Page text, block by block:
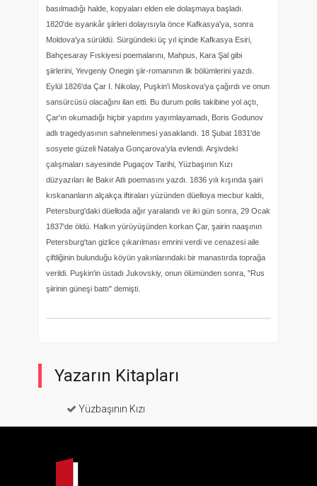
basılmadığı halde, kopyaları elden ele dolaşmaya başladı.
1820'de isyankâr şiirleri dolayısıyla önce Kafkasya'ya, sonra
Moldova'ya sürüldü. Sürgündeki üç yıl içinde Kafkasya Esiri,
Bahçesaray Fıskiyesi poemalarını, Mahpus, Kara Şal gibi
şiirlerini, Yevgeniy Onegin şiir-romanının ilk bölümlerini yazdı.
Eylül 1826'da Çar I. Nikolay, Puşkin'i Moskova'ya çağırdı ve onun
sansürcüsü olacağını ilan etti. Bu durum polis takibine yol açtı,
Çar'ın okumadığı hiçbir yapıtını yayımlayamadı, Boris Godunov
adlı tragedyasının sahnelenmesi yasaklandı. 18 Şubat 1831'de
sosyete güzeli Natalya Gonçarova'yla evlendi. Arşivdeki
çalışmaları sayesinde Pugaçov Tarihi, Yüzbaşının Kızı
düzyazıları ile Bakır Atlı poemasını yazdı. 1836 yılı kışında şairi
kıskananların alçakça iftiraları yüzünden düelloya mecbur kaldı,
Petersburg'daki düelloda ağır yaralandı ve iki gün sonra, 29 Ocak
1837'de öldü. Halkın yürüyüşünden korkan Çar, şairin naaşının
Petersburg'tan gizlice çıkarılması emrini verdi ve cenazesi aile
çiftliğinin bulunduğu köyün yakınlarındaki bir manastırda toprağa
verildi. Puşkin'in üstadı Jukovskiy, onun ölümünden sonra, "Rus
şiirinin güneşi battı" demişti.
Yazarın Kitapları
Yüzbaşının Kızı